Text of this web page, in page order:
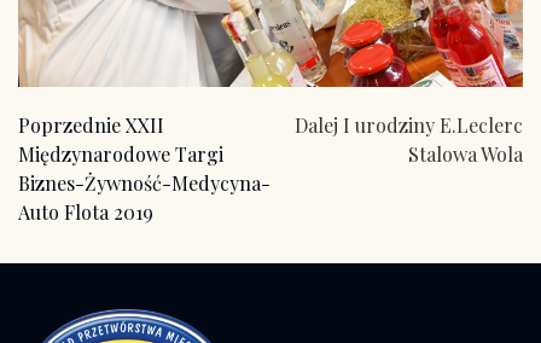
PoprzedniePoprzedni
wpis:
XXII
Międzynarodowe Targi
Biznes-Żywność-Medycyna-
Auto Flota 2019
Dalej Następny
I urodziny E.Leclerc
Stalowa Wola